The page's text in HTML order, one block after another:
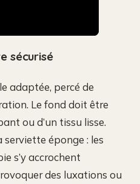
sécurisé
adaptée, percé de
Le fond doit être
ou d’un tissu lisse.
éponge : les
s’y accrochent
des luxations ou